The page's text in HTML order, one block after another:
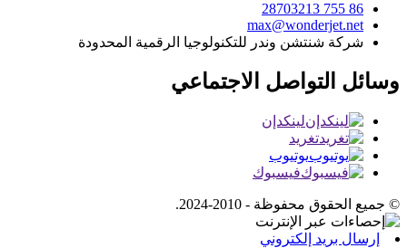
86 755 28703213
max@wonderjet.net
شركة شنتشن وندر للتكنولوجيا الرقمية المحدودة
وسائل التواصل الاجتماعي
لينكدإن
تغريد
يوتيوب
فيسبوك
© جميع الحقوق محفوظة - 2010-2024.
إرسال بريد إلكتروني